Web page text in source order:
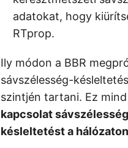
adatokat, hogy
RTprop.
Ily módon a BBR
sávszélesség-
szintjén tartani. Ez mind
kapcsolat
késleltetést a hálózaton